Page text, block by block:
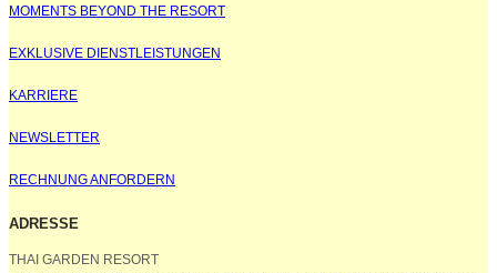
MOMENTS BEYOND THE RESORT
EXKLUSIVE DIENSTLEISTUNGEN
KARRIERE
NEWSLETTER
RECHNUNG ANFORDERN
ADRESSE
THAI GARDEN RESORT